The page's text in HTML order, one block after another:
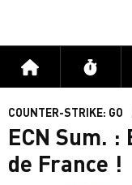
Accueil Flux
COUNTER-STRIKE: GO
ECN Sum. :
de France !